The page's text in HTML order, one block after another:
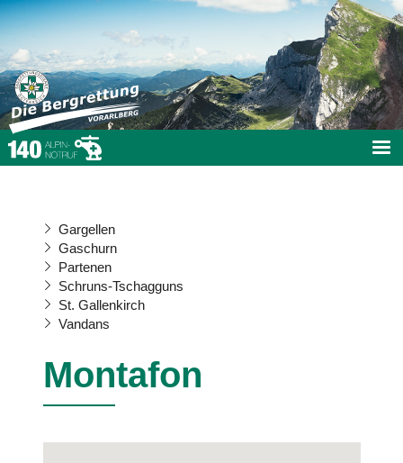
Gargellen
Gaschurn
Partenen
Schruns-Tschagguns
St. Gallenkirch
Vandans
Montafon